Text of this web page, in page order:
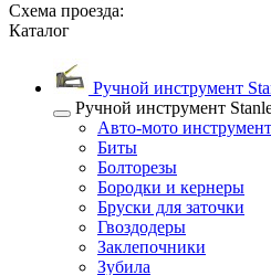
Схема проезда:
Каталог
Ручной инструмент
Ручной инструмент
Авто-мото инструмент
Биты
Болторезы
Бородки и кернеры
Бруски для заточки
Гвоздодеры
Заклепочники
Зубила